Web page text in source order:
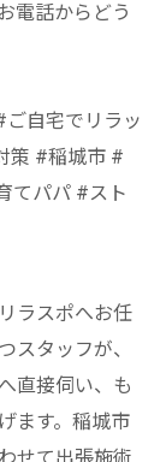
電話からどう
自宅でリラッ
策 #稲城市 #
てパパ #スト
ラスポへお任
スタッフが、
直接伺い、も
ます。稲城市